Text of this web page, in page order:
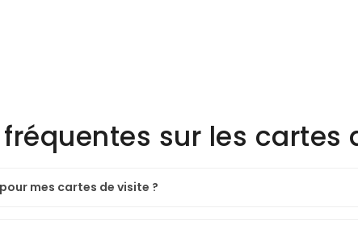
sur les cartes
mes cartes de visite ?